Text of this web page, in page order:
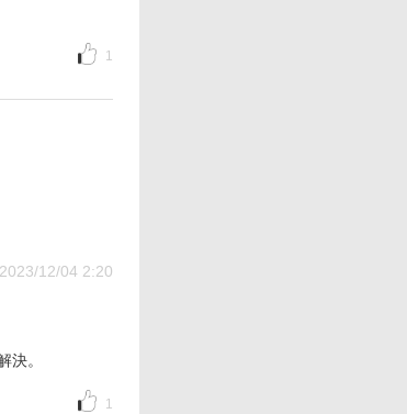
1
2023/12/04 2:20
決。
1